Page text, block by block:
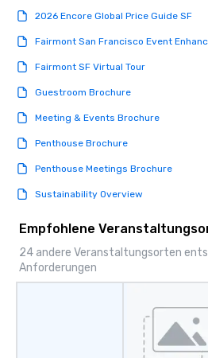
2026 Encore Global Price Guide SF
Fairmont San Francisco Event
Fairmont SF Virtual Tour
Guestroom Brochure
Meeting & Events Brochure
Penthouse Brochure
Penthouse Meetings Brochure
Sustainability Overview
Empfohlene
24 andere Veranstaltungsorten
Anforderungen